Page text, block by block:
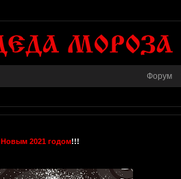
Форум
Новым 2021 годом!!!